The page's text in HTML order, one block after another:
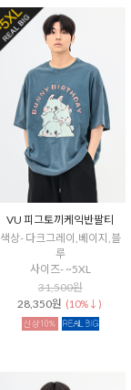
VU 피그토끼케익반팔티
색상- 다크그레이,베이지,블
루
사이즈- ~5XL
31,500원
28,350원 (10%↓)